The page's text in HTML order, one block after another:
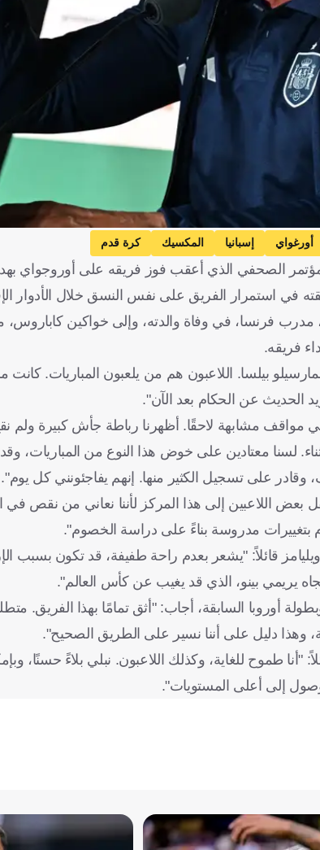
أورغواي إسبانيا المكسيك كرة قدم
الصحفي الذي أعقب فوز فريقه على أوروجواي
مدرب فرنسا، في وفاة والدته، وإلى خواكين كاباروس،
فريقه.
بيلسا. اللاعبون هم من يلعبون المباريات. كانت
الحديث عن الحكام بعد الآن".
في مواقف مشابهة لاحقًا. أظهرنا رباطة جأش كبيرة
لسنا معتادين على خوض هذا النوع من المباريات،
على تسجيل الكثير منها. إنهم يفاجئونني كل يوم".
بعض اللاعبين إلى هذا المركز لأننا نعاني من نقص
بتغييرات مدروسة بناءً على دراسة الخصوم".
قائلاً: "يشعر بعدم راحة طفيفة، قد تكون بسبب
يريمي بينو، الذي قد يغيب عن كأس العالم".
أوروبا السابقة، أجاب: "أثق تمامًا بهذا الفريق.
طموح للغاية، وكذلك اللاعبون. نبلي بلاءً حسنًا،
إلى أعلى المستويات".